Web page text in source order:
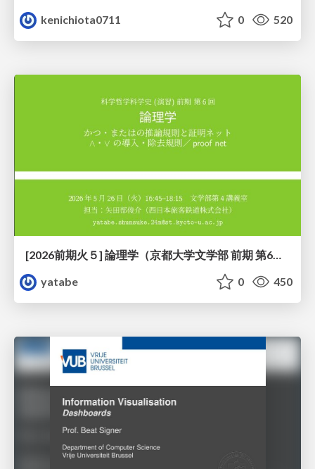
kenichiota0711
0 520
[2026前期火５] 論理学（京都大学文学部 前期 第6回）「かつとまたはの規則」
yatabe
0 450